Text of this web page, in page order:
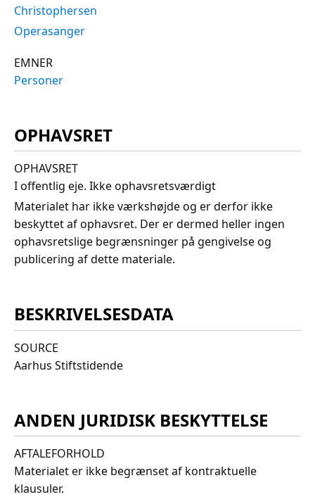
Christophersen
Operasanger
EMNER
Personer
OPHAVSRET
OPHAVSRET
I offentlig eje. Ikke ophavsretsværdigt
Materialet har ikke værkshøjde og er derfor ikke
beskyttet af ophavsret. Der er dermed heller ingen
ophavsretslige begrænsninger på gengivelse og
publicering af dette materiale.
BESKRIVELSESDATA
SOURCE
Aarhus Stiftstidende
ANDEN JURIDISK BESKYTTELSE
AFTALEFORHOLD
Materialet er ikke begrænset af kontraktuelle
klausuler.